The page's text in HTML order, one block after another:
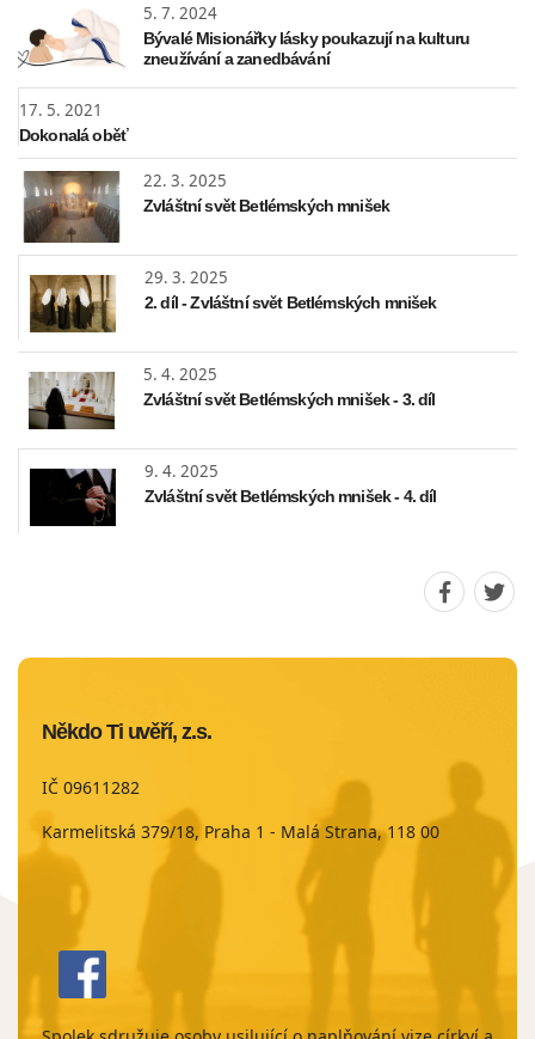
5. 7. 2024
Bývalé Misionářky lásky poukazují na kulturu
zneužívání a zanedbávání
17. 5. 2021
Dokonalá oběť
22. 3. 2025
Zvláštní svět Betlémských mnišek
29. 3. 2025
2. díl - Zvláštní svět Betlémských mnišek
5. 4. 2025
Zvláštní svět Betlémských mnišek - 3. díl
9. 4. 2025
Zvláštní svět Betlémských mnišek - 4. díl
Sdílet
na
Někdo Ti uvěří, z.s.
IČ 09611282
Karmelitská 379/18, Praha 1 - Malá Strana, 118 00